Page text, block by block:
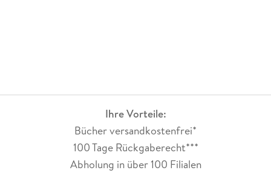
Ihre Vorteile:
Bücher versandkostenfrei*
100 Tage Rückgaberecht***
Abholung in über 100 Filialen